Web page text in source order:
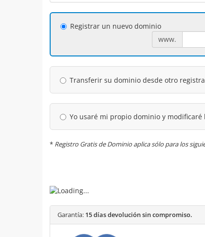
Registrar un nuevo dominio
www.
Transferir su dominio desde otro
Yo usaré mi propio dominio y
* Registro Gratis de Dominio aplica sólo para los
Garantía: 15 días devolución sin compromiso.